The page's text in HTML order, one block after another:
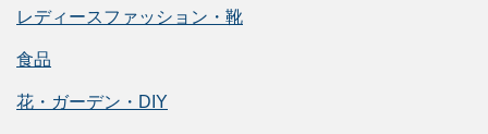
レディースファッション・靴
食品
花・ガーデン・DIY